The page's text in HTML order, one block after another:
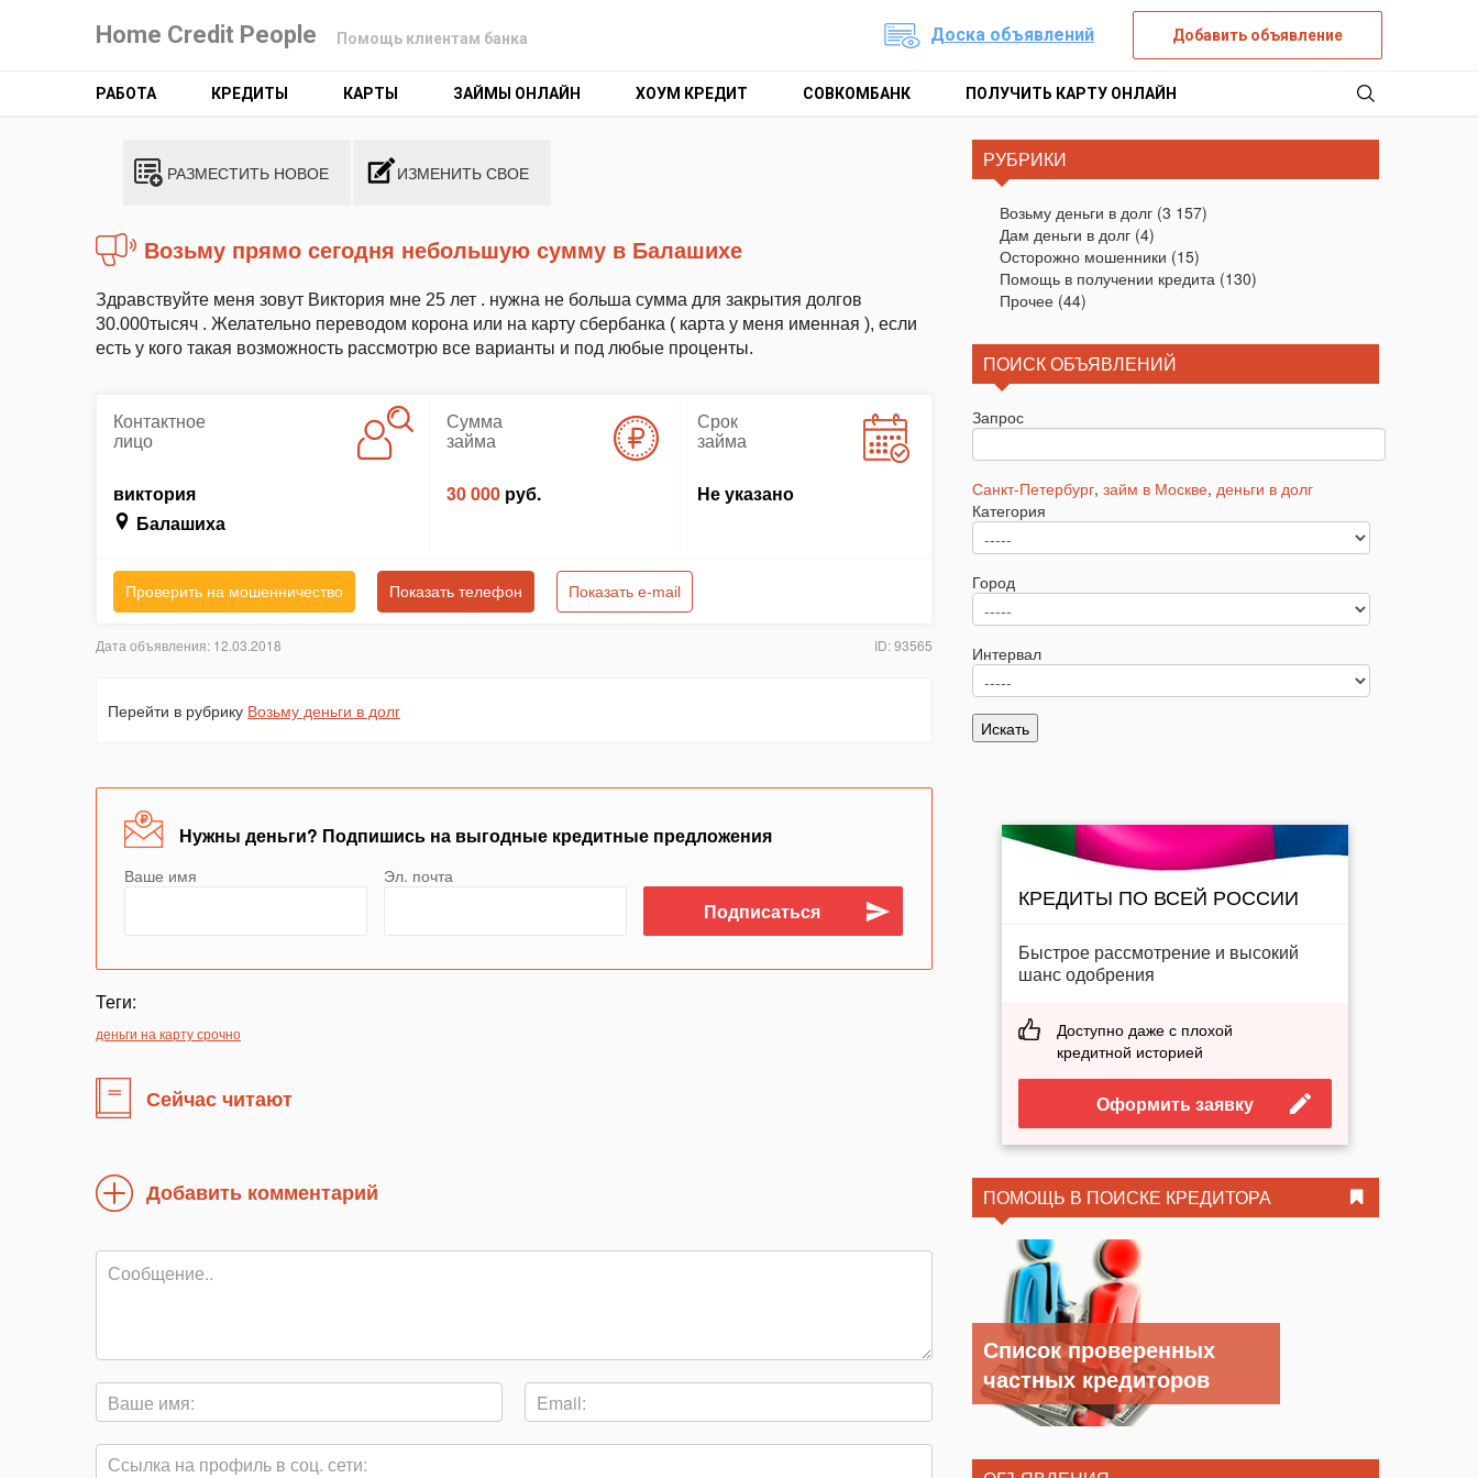
Home Credit People Помощь клиентам банка Доска объявлений Добавить объявление
РАБОТА КРЕДИТЫ КАРТЫ ЗАЙМЫ ОНЛАЙН ХОУМ КРЕДИТ СОВКОМБАНК ПОЛУЧИТЬ КАРТУ ОНЛАЙН
РАЗМЕСТИТЬ НОВОЕ ИЗМЕНИТЬ СВОЕ
возьму прямо сегодня небольшую сумму в Балашихе
Здравствуйте меня зовут Виктория мне 25 лет . нужна не больша сумма для закрытия долгов
30.000тысяч . Желательно переводом корона или на карту сбербанка ( карта у меня именная ), если
есть у кого такая возможность рассмотрю все варианты и под любые проценты.
Контактное
лицо
виктория
Балашиха
Сумма
займа
30 000 руб.
Срок
займа
Не указано
Проверить на мошенничество Показать телефон Показать e-mail
Дата объявления: 12.03.2018 ID: 93565
Перейти в рубрику Возьму деньги в долг
Нужны деньги? Подпишись на выгодные кредитные предложения
Ваше имя Эл. почта
Теги:
деньги на карту срочно
Сейчас читают
Добавить комментарий
РУБРИКИ
Возьму деньги в долг(3 157)
Дам деньги в долг(4)
Осторожно мошенники (15)
Помощь в получении кредита(130)
Прочее(44)
ПОИСК ОБЪЯВЛЕНИЙ
Запрос
Санкт-Петербург, займ в Москве, деньги в долг
Категория
Город
Интервал
КРЕДИТЫ ПО ВСЕЙ РОССИИ
Быстрое рассмотрение и высокий
шанс одобрения
Доступно даже с плохой
кредитной историей
Оформить заявку
ПОМОЩЬ В ПОИСКЕ КРЕДИТОРА
Список проверенных
частных кредиторов